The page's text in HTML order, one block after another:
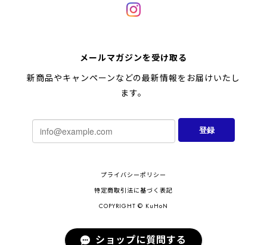
メールマガジンを受け取る
新商品やキャンペーンなどの最新情報をお届けいたし
ます。
登録
プライバシーポリシー
特定商取引法に基づく表記
COPYRIGHT © KuHoN
ショップに質問する